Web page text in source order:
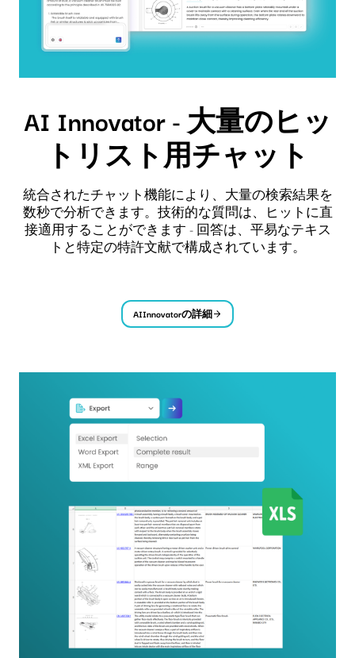
AI Innovator - 大量のヒッ
トリスト用チャット
統合されたチャット機能により、大量の検索結果を
数秒で分析できます。技術的な質問は、ヒットに直
接適用することができます - 回答は、平易なテキス
トと特定の特許文献で構成されています。
AIInnovatorの詳細